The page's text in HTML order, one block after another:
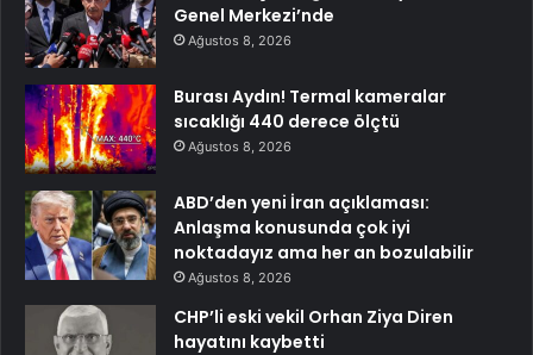
Genel Merkezi’nde
Ağustos 8, 2026
Burası Aydın! Termal kameralar
sıcaklığı 440 derece ölçtü
Ağustos 8, 2026
ABD’den yeni İran açıklaması:
Anlaşma konusunda çok iyi
noktadayız ama her an bozulabilir
Ağustos 8, 2026
CHP’li eski vekil Orhan Ziya Diren
hayatını kaybetti